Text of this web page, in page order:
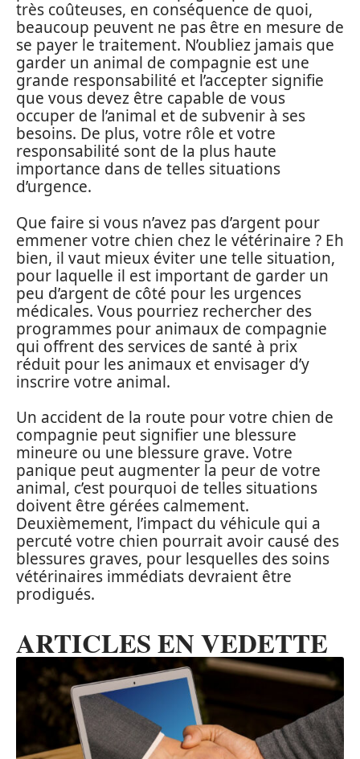
très coûteuses, en conséquence de quoi,
beaucoup peuvent ne pas être en mesure de
se payer le traitement. N’oubliez jamais que
garder un animal de compagnie est une
grande responsabilité et l’accepter signifie
que vous devez être capable de vous
occuper de l’animal et de subvenir à ses
besoins. De plus, votre rôle et votre
responsabilité sont de la plus haute
importance dans de telles situations
d’urgence.
Que faire si vous n’avez pas d’argent pour
emmener votre chien chez le vétérinaire ? Eh
bien, il vaut mieux éviter une telle situation,
pour laquelle il est important de garder un
peu d’argent de côté pour les urgences
médicales. Vous pourriez rechercher des
programmes pour animaux de compagnie
qui offrent des services de santé à prix
réduit pour les animaux et envisager d’y
inscrire votre animal.
Un accident de la route pour votre chien de
compagnie peut signifier une blessure
mineure ou une blessure grave. Votre
panique peut augmenter la peur de votre
animal, c’est pourquoi de telles situations
doivent être gérées calmement.
Deuxièmement, l’impact du véhicule qui a
percuté votre chien pourrait avoir causé des
blessures graves, pour lesquelles des soins
vétérinaires immédiats devraient être
prodigués.
ARTICLES EN VEDETTE